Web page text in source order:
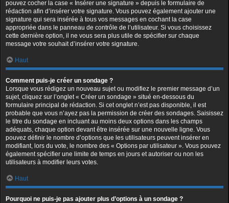
pouvez cocher la case « Insérer une signature » depuis le formulaire de
rédaction afin d’insérer votre signature. Vous pouvez également ajouter une
signature qui sera insérée à tous vos messages en cochant la case
appropriée dans le panneau de contrôle de l’utilisateur. Si vous choisissez
cette dernière option, il ne vous sera plus utile de spécifier sur chaque
message votre souhait d’insérer votre signature.
Haut
Comment puis-je créer un sondage ?
Lorsque vous rédigez un nouveau sujet ou modifiez le premier message d’un
sujet, cliquez sur l’onglet « Créer un sondage » situé en-dessous du
formulaire principal de rédaction. Si cet onglet n’est pas disponible, il est
probable que vous n’ayez pas la permission de créer des sondages. Saisissez
le titre du sondage en incluant au moins deux options dans les champs
adéquats, chaque option devant être insérée sur une nouvelle ligne. Vous
pouvez définir le nombre d’options que les utilisateurs peuvent insérer en
modifiant, lors du vote, le nombre des « Options par utilisateur ». Vous pouvez
également spécifier une limite de temps en jours et autoriser ou non les
utilisateurs à modifier leurs votes.
Haut
Pourquoi ne puis-je pas ajouter plus d’options à un sondage ?